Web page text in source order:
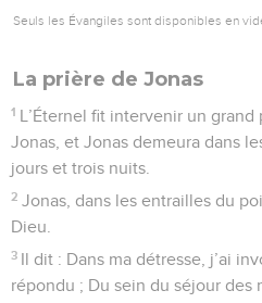
Seuls les Évangiles sont disponibles en
La prière de Jonas
1 L’Éternel fit intervenir un
Jonas, et Jonas demeura dans
jours et trois nuits.
2 Jonas, dans les entrailles du
Dieu.
3 Il dit : Dans ma détresse, j’ai
répondu ; Du sein du séjour des